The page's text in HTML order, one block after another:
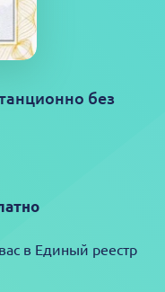
без
в Единый реестр